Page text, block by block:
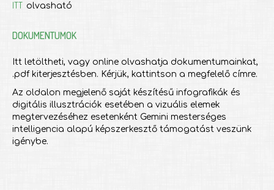
ITT olvasható
DOKUMENTUMOK
Itt letöltheti, vagy online olvashatja dokumentumainkat,
.pdf kiterjesztésben. Kérjük, kattintson a megfelelő címre.
Az oldalon megjelenő saját készítésű infografikák és
digitális illusztrációk esetében a vizuális elemek
megtervezéséhez esetenként Gemini mesterséges
intelligencia alapú képszerkesztő támogatást veszünk
igénybe.